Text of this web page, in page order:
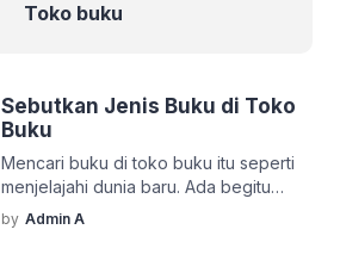
Toko buku
Sebutkan Jenis Buku di Toko
Buku
Mencari buku di toko buku itu seperti
menjelajahi dunia baru. Ada begitu
banyak jenis buku yang bisa ditemukan
di rak-rak yang tertata rapi. Mulai dari
by Admin A